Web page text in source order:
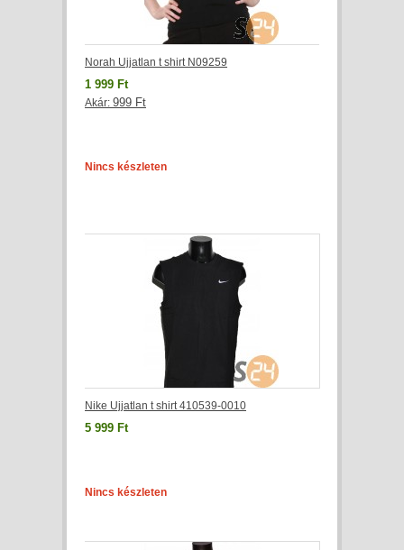
Norah Ujjatlan t shirt N09259
1 999 Ft
Akár: 999 Ft
Nincs készleten
Nike Ujjatlan t shirt 410539-0010
5 999 Ft
Nincs készleten